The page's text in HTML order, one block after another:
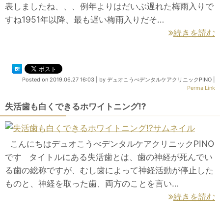
表しましたね、、、例年よりはだいぶ遅れた梅雨入りで
すね1951年以降、最も遅い梅雨入りだそ…
続きを読む
Posted on 2019.06.27 16:03 by デュオこうべデンタルケアクリニックPINO
Perma Link
失活歯も白くできるホワイトニング⁉️
こんにちはデュオこうべデンタルケアクリニックPINO
です タイトルにある失活歯とは、歯の神経が死んでい
る歯の総称ですが、むし歯によって神経活動が停止した
ものと、神経を取った歯、両方のことを言い…
続きを読む